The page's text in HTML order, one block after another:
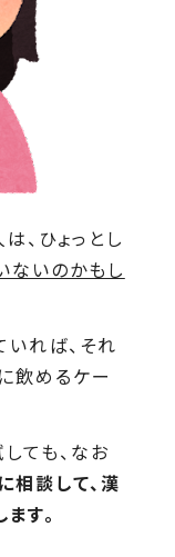
、ひょっとし
ないのかもし
れば、それ
飲めるケー
ても、なお
相談して、漢
す。